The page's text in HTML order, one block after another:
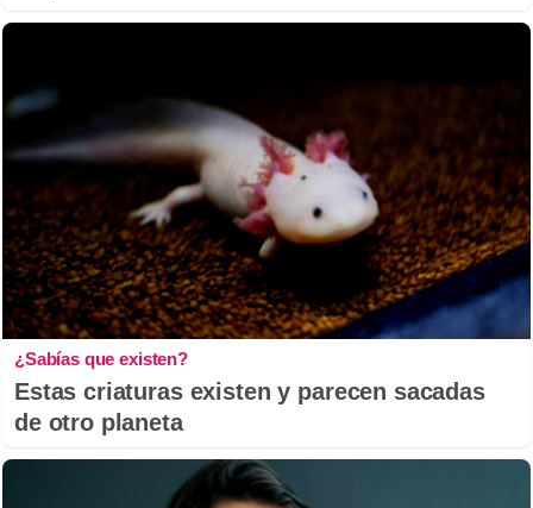
¿Sabías que existen?
Estas criaturas existen y parecen sacadas
de otro planeta